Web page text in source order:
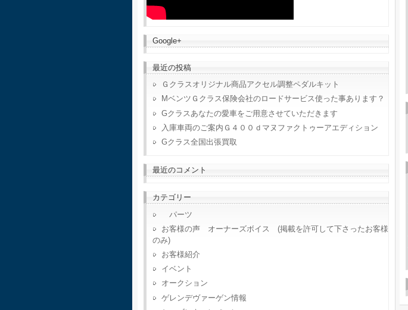
Google+
最近の投稿
Ｇクラスオリジナル商品アクセル調整ペダルキット
MベンツＧクラス保険会社のロードサービス使った事あります？
Gクラスあなたの愛車をご用意させていただきます
入庫車両のご案内Ｇ４００ｄマヌファクトゥーアエディション
Gクラス全国出張買取
最近のコメント
カテゴリー
パーツ
お客様の声 オーナーズボイス (掲載を許可して下さったお客様
のみ)
お客様紹介
イベント
オークション
ゲレンデヴァーゲン情報